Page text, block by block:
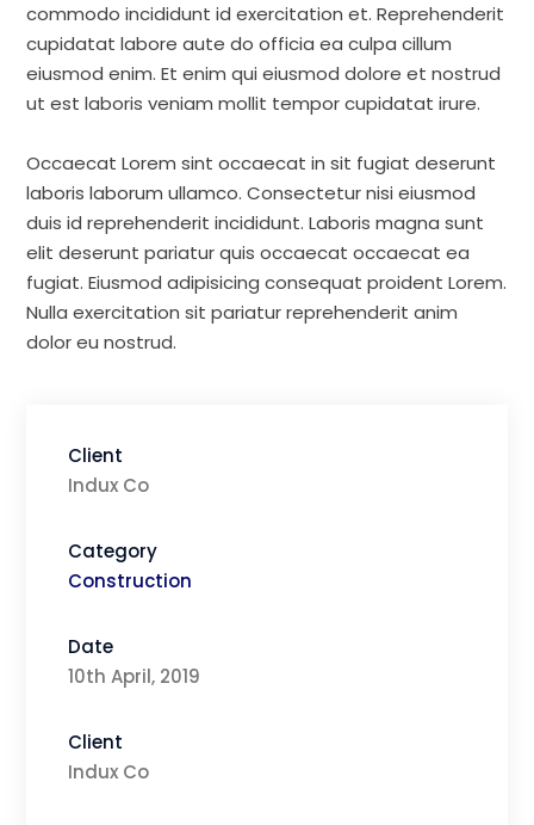
commodo incididunt id exercitation et. Reprehenderit
cupidatat labore aute do officia ea culpa cillum
eiusmod enim. Et enim qui eiusmod dolore et nostrud
ut est laboris veniam mollit tempor cupidatat irure.
Occaecat Lorem sint occaecat in sit fugiat deserunt
laboris laborum ullamco. Consectetur nisi eiusmod
duis id reprehenderit incididunt. Laboris magna sunt
elit deserunt pariatur quis occaecat occaecat ea
fugiat. Eiusmod adipisicing consequat proident Lorem.
Nulla exercitation sit pariatur reprehenderit anim
dolor eu nostrud.
Client
Indux Co
Category
Construction
Date
10th April, 2019
Client
Indux Co